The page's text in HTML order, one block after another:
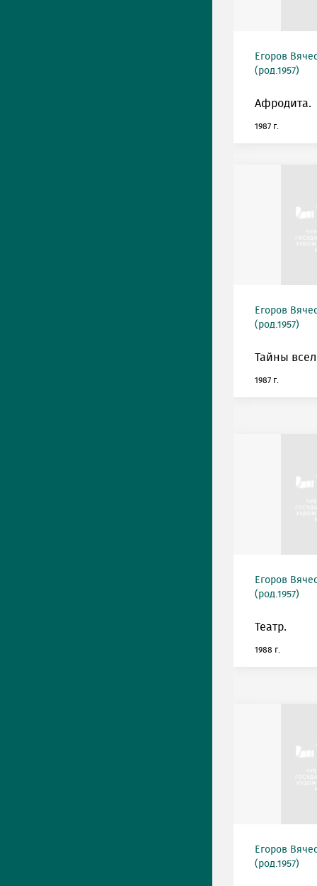
Егоров
(род.1957)
Афродита.
1987 г.
Егоров
(род.1957)
Тайны
1987 г.
Егоров
(род.1957)
Театр.
1988 г.
Егоров
(род.1957)